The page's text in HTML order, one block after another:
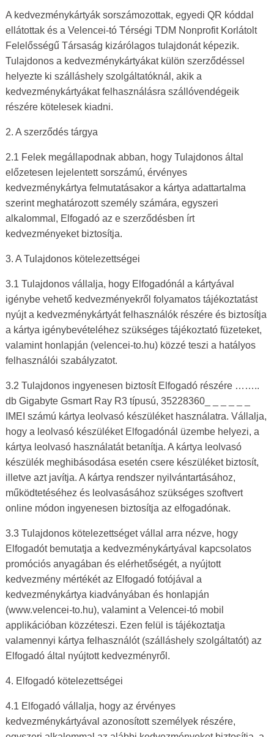
A kedvezménykártyák sorszámozottak, egyedi QR kóddal
ellátottak és a Velencei-tó Térségi TDM Nonprofit Korlátolt
Felelősségű Társaság kizárólagos tulajdonát képezik.
Tulajdonos a kedvezménykártyákat külön szerződéssel
helyezte ki szálláshely szolgáltatóknál, akik a
kedvezménykártyákat felhasználásra szállóvendégeik
részére kötelesek kiadni.
2. A szerződés tárgya
2.1 Felek megállapodnak abban, hogy Tulajdonos által
előzetesen lejelentett sorszámú, érvényes
kedvezménykártya felmutatásakor a kártya adattartalma
szerint meghatározott személy számára, egyszeri
alkalommal, Elfogadó az e szerződésben írt
kedvezményeket biztosítja.
3. A Tulajdonos kötelezettségei
3.1 Tulajdonos vállalja, hogy Elfogadónál a kártyával
igénybe vehető kedvezményekről folyamatos tájékoztatást
nyújt a kedvezménykártyát felhasználók részére és biztosítja
a kártya igénybevételéhez szükséges tájékoztató füzeteket,
valamint honlapján (velencei-to.hu) közzé teszi a hatályos
felhasználói szabályzatot.
3.2 Tulajdonos ingyenesen biztosít Elfogadó részére ……..
db Gigabyte Gsmart Ray R3 típusú, 35228360_ _ _ _ _ _
IMEI számú kártya leolvasó készüléket használatra. Vállalja,
hogy a leolvasó készüléket Elfogadónál üzembe helyezi, a
kártya leolvasó használatát betanítja. A kártya leolvasó
készülék meghibásodása esetén csere készüléket biztosít,
illetve azt javítja. A kártya rendszer nyilvántartásához,
működtetéséhez és leolvasásához szükséges szoftvert
online módon ingyenesen biztosítja az elfogadónak.
3.3 Tulajdonos kötelezettséget vállal arra nézve, hogy
Elfogadót bemutatja a kedvezménykártyával kapcsolatos
promóciós anyagában és elérhetőségét, a nyújtott
kedvezmény mértékét az Elfogadó fotójával a
kedvezménykártya kiadványában és honlapján
(www.velencei-to.hu), valamint a Velencei-tó mobil
applikációban közzéteszi. Ezen felül is tájékoztatja
valamennyi kártya felhasználót (szálláshely szolgáltatót) az
Elfogadó által nyújtott kedvezményről.
4. Elfogadó kötelezettségei
4.1 Elfogadó vállalja, hogy az érvényes
kedvezménykártyával azonosított személyek részére,